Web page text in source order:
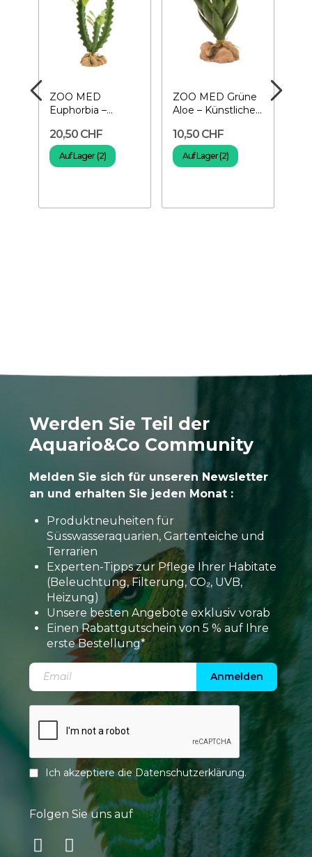
ZOO MED
Euphorbia –
Pflanze für
Terrarium
20,50 CHF
Auf Lager (2)
ZOO MED Grüne
Aloe – Künstliche
Terrarium
10,50 CHF
Auf Lager (2)
Werden Sie Teil der
Aquario&Co Community
Melden Sie sich für unseren Newsletter
an und erhalten Sie jeden Monat :
Produktneuheiten für
Süsswasseraquarien, Gartenteiche und
Terrarien
Experten-Tipps zur Pflege Ihrer Habitate
(Beleuchtung, Filterung, CO₂, UVB,
Heizung)
Unsere besten Angebote exklusiv vorab
Einen Rabattgutschein von 5 % auf Ihre
erste Bestellung*
Anmelden
Ich akzeptiere dieDatenschutzerklärung.
Folgen Sie uns auf